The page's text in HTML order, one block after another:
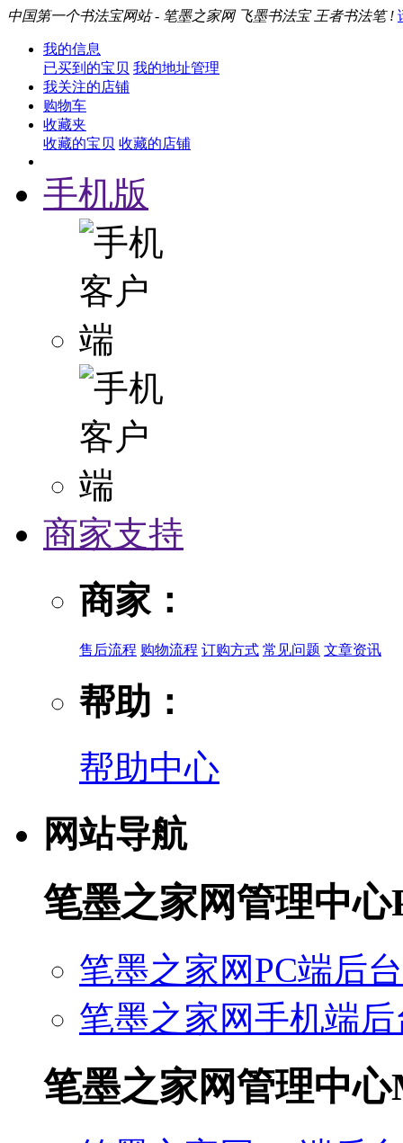
中国第一个书法宝网站 - 笔墨之家网 飞墨书法宝 王者书法笔 !
我的信息
已买到的宝贝 我的地址管理
我关注的店铺
购物车
收藏夹
收藏的宝贝 收藏的店铺
手机版
商家支持
商家：
售后流程 购物流程 订购方式 常见问题 文章资讯
帮助：
帮助中心
网站导航
笔墨之家网管理中心
笔墨之家网PC端后台
笔墨之家网手机端后
笔墨之家网管理中心